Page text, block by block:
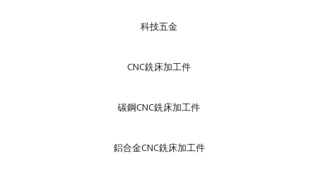
科技五金
CNC銑床加工件
碳鋼CNC銑床加工件
鋁合金CNC銑床加工件